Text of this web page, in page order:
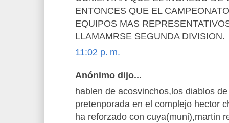
ENTONCES QUE EL
EQUIPOS MAS
LLAMAMRSE SEGUNDA DIVISION.
11:02 p. m.
Anónimo dijo...
hablen de acosvinchos,los diablos
pretenporada en el complejo hector
ha reforzado con cuya(muni),martin